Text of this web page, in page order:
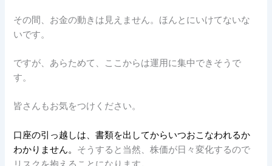
その間、お金の動きは見えません。ほんとにいけてないな
いです。
ですが、あらためて、ここからは運用に集中できそうで
す。
皆さんもお気をつけください。
口座の引っ越しは、書類を出してからいつおこなわれるか
わかりません。 そうすると当然、株価が日々変化するので